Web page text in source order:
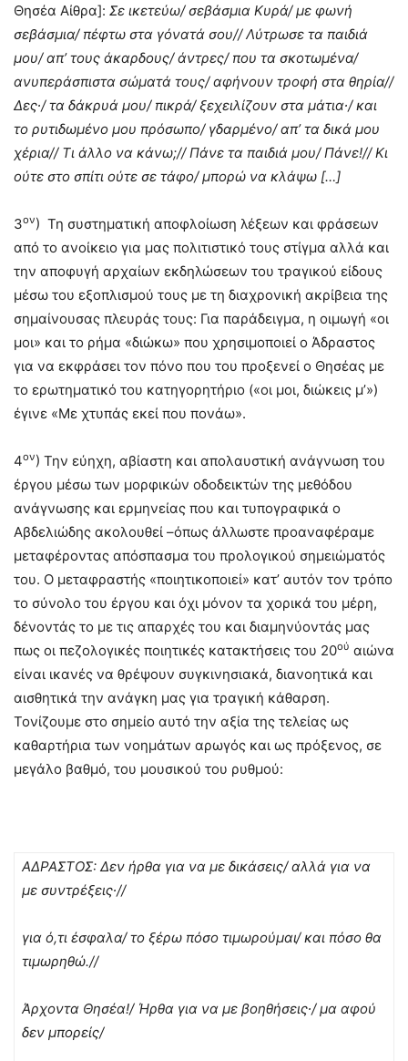
Θησέα Αίθρα]: Σε ικετεύω/ σεβάσμια Κυρά/ με φωνή
σεβάσμια/ πέφτω στα γόνατά σου// Λύτρωσε τα παιδιά
μου/ απ’ τους άκαρδους/ άντρες/ που τα σκοτωμένα/
ανυπεράσπιστα σώματά τους/ αφήνουν τροφή στα θηρία//
Δες∙/ τα δάκρυά μου/ πικρά/ ξεχειλίζουν στα μάτια∙/ και
το ρυτιδωμένο μου πρόσωπο/ γδαρμένο/ απ’ τα δικά μου
χέρια// Τι άλλο να κάνω;// Πάνε τα παιδιά μου/ Πάνε!// Κι
ούτε στο σπίτι ούτε σε τάφο/ μπορώ να κλάψω […]
3ον) Τη συστηματική αποφλοίωση λέξεων και φράσεων
από το ανοίκειο για μας πολιτιστικό τους στίγμα αλλά και
την αποφυγή αρχαίων εκδηλώσεων του τραγικού είδους
μέσω του εξοπλισμού τους με τη διαχρονική ακρίβεια της
σημαίνουσας πλευράς τους: Για παράδειγμα, η οιμωγή «οι
μοι» και το ρήμα «διώκω» που χρησιμοποιεί ο Άδραστος
για να εκφράσει τον πόνο που του προξενεί ο Θησέας με
το ερωτηματικό του κατηγορητήριο («οι μοι, διώκεις μ’»)
έγινε «Με χτυπάς εκεί που πονάω».
4ον) Την εύηχη, αβίαστη και απολαυστική ανάγνωση του
έργου μέσω των μορφικών οδοδεικτών της μεθόδου
ανάγνωσης και ερμηνείας που και τυπογραφικά ο
Αβδελιώδης ακολουθεί –όπως άλλωστε προαναφέραμε
μεταφέροντας απόσπασμα του προλογικού σημειώματός
του. Ο μεταφραστής «ποιητικοποιεί» κατ’ αυτόν τον τρόπο
το σύνολο του έργου και όχι μόνον τα χορικά του μέρη,
δένοντάς το με τις απαρχές του και διαμηνύοντάς μας
πως οι πεζολογικές ποιητικές κατακτήσεις του 20ού αιώνα
είναι ικανές να θρέψουν συγκινησιακά, διανοητικά και
αισθητικά την ανάγκη μας για τραγική κάθαρση.
Τονίζουμε στο σημείο αυτό την αξία της τελείας ως
καθαρτήρια των νοημάτων αρωγός και ως πρόξενος, σε
μεγάλο βαθμό, του μουσικού του ρυθμού:
ΑΔΡΑΣΤΟΣ: Δεν ήρθα για να με δικάσεις/ αλλά για να
με συντρέξεις∙//
για ό,τι έσφαλα/ το ξέρω πόσο τιμωρούμαι/ και πόσο θα
τιμωρηθώ.//
Άρχοντα Θησέα!/ Ήρθα για να με βοηθήσεις∙/ μα αφού
δεν μπορείς/